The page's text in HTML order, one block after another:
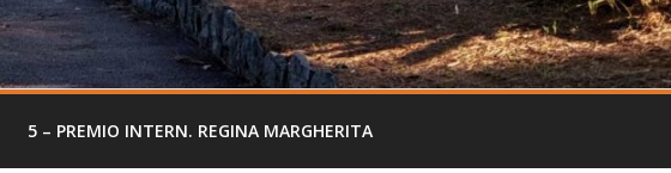
5 – PREMIO INTERN. REGINA MARGHERITA